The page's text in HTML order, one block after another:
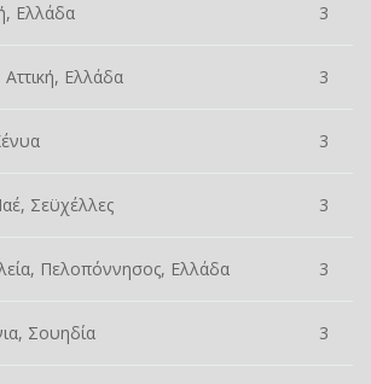
Ελλάδα 3
Ελλάδα 3
3
Σεϋχέλλες 3
Πελοπόννησος, Ελλάδα 3
Σουηδία 3